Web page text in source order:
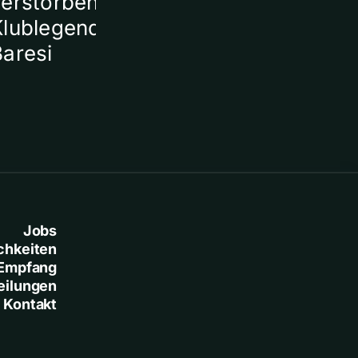
Franco
Jobs
Kontakt